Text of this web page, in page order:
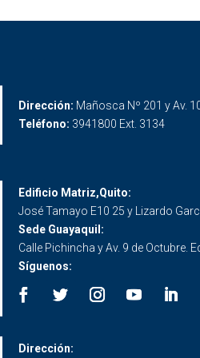
Dirección: Mañosca Nº 201 y Av.
Teléfono: 3941800 Ext. 3134
Edificio Matriz,Quito:
José Tamayo E10 25 y Lizardo
Sede Guayaquil:
Calle Pichincha y Av. 9 de Octubre.
Síguenos:
Dirección: